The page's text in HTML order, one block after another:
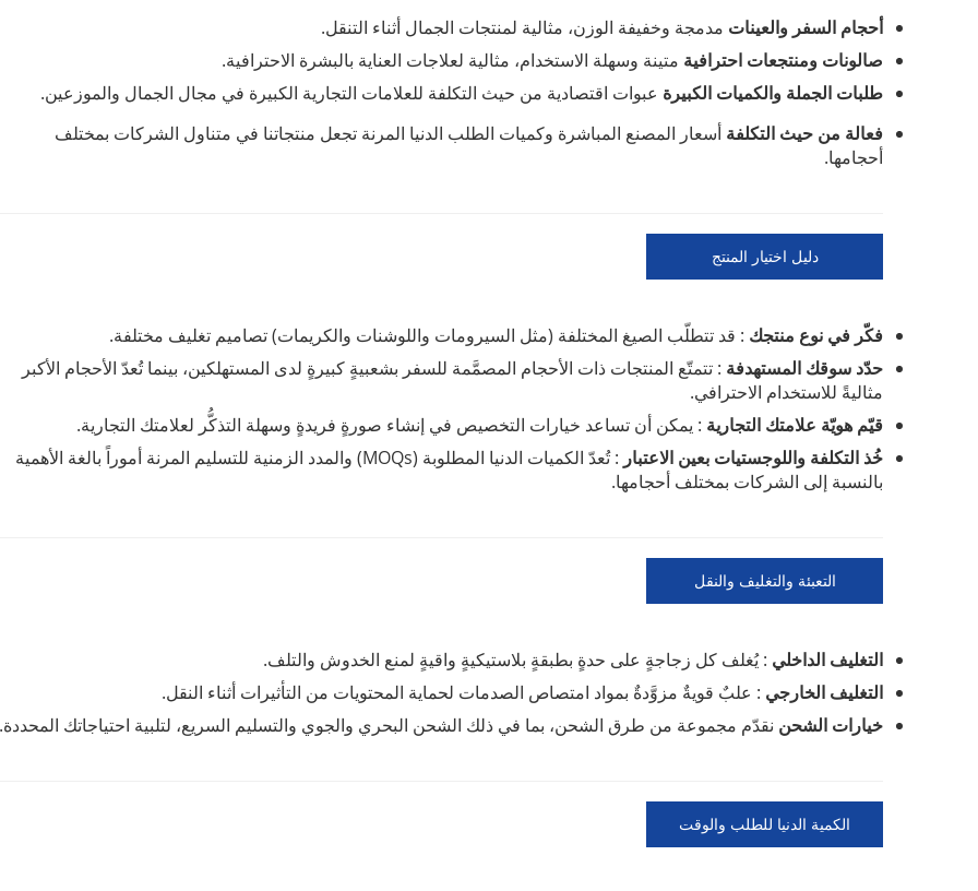
أحجام السفر والعينات مدمجة وخفيفة الوزن، مثالية لمنتجات الجمال أثناء التنقل.
صالونات ومنتجعات احترافية متينة وسهلة الاستخدام، مثالية لعلاجات العناية بالبشرة الاحترافية.
طلبات الجملة والكميات الكبيرة عبوات اقتصادية من حيث التكلفة للعلامات التجارية الكبيرة في مجال الجمال والموزعين.
فعالة من حيث التكلفة أسعار المصنع المباشرة وكميات الطلب الدنيا المرنة تجعل منتجاتنا في متناول الشركات بمختلف
أحجامها.
دليل اختيار المنتج
فكّر في نوع منتجك : قد تتطلّب الصيغ المختلفة (مثل السيرومات واللوشنات والكريمات) تصاميم تغليف مختلفة.
حدّد سوقك المستهدفة : تتمتّع المنتجات ذات الأحجام المصمَّمة للسفر بشعبيةٍ كبيرةٍ لدى المستهلكين، بينما تُعدّ الأحجام الأكبر
مثاليةً للاستخدام الاحترافي.
قيّم هويّة علامتك التجارية : يمكن أن تساعد خيارات التخصيص في إنشاء صورةٍ فريدةٍ وسهلة التذكُّر لعلامتك التجارية.
خُذ التكلفة واللوجستيات بعين الاعتبار
: تُعدّ الكميات الدنيا المطلوبة (MOQs) والمدد الزمنية للتسليم المرنة أموراً بالغة الأهمية
بالنسبة إلى الشركات بمختلف أحجامها.
التعبئة والتغليف والنقل
التغليف الداخلي : يُغلف كل زجاجةٍ على حدةٍ بطبقةٍ بلاستيكيةٍ واقيةٍ لمنع الخدوش والتلف.
التغليف الخارجي : علبٌ قويةٌ مزوَّدةٌ بمواد امتصاص الصدمات لحماية المحتويات من التأثيرات أثناء النقل.
خيارات الشحن نقدّم مجموعة من طرق الشحن، بما في ذلك الشحن البحري والجوي والتسليم السريع، لتلبية احتياجاتك المحددة.
الكمية الدنيا للطلب والوقت